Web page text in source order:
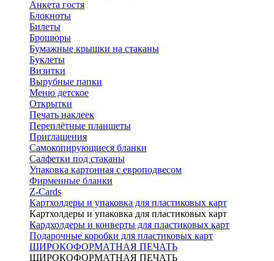
Анкета гостя
Блокноты
Билеты
Брошюры
Бумажные крышки на стаканы
Буклеты
Визитки
Вырубные папки
Меню детское
Открытки
Печать наклеек
Переплётные планшеты
Приглашения
Самокопирующиеся бланки
Салфетки под стаканы
Упаковка картонная с европодвесом
Фирменные бланки
Z-Cards
Картхолдеры и упаковка для пластиковых карт
Картхолдеры и упаковка для пластиковых карт
Кардхолдеры и конверты для пластиковых карт
Подарочные коробки для пластиковых карт
ШИРОКОФОРМАТНАЯ ПЕЧАТЬ
ШИРОКОФОРМАТНАЯ ПЕЧАТЬ